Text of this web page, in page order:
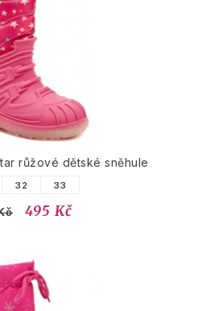
růžové dětské sněhule
32 33
495 Kč